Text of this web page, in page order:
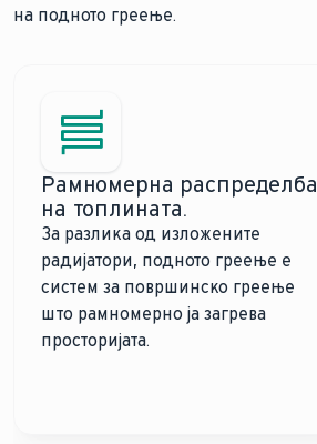
на подното греење.
Рамномерна распределба
на топлината.
За разлика од изложените
радијатори, подното греење е
систем за површинско греење
што рамномерно ја загрева
просторијата.